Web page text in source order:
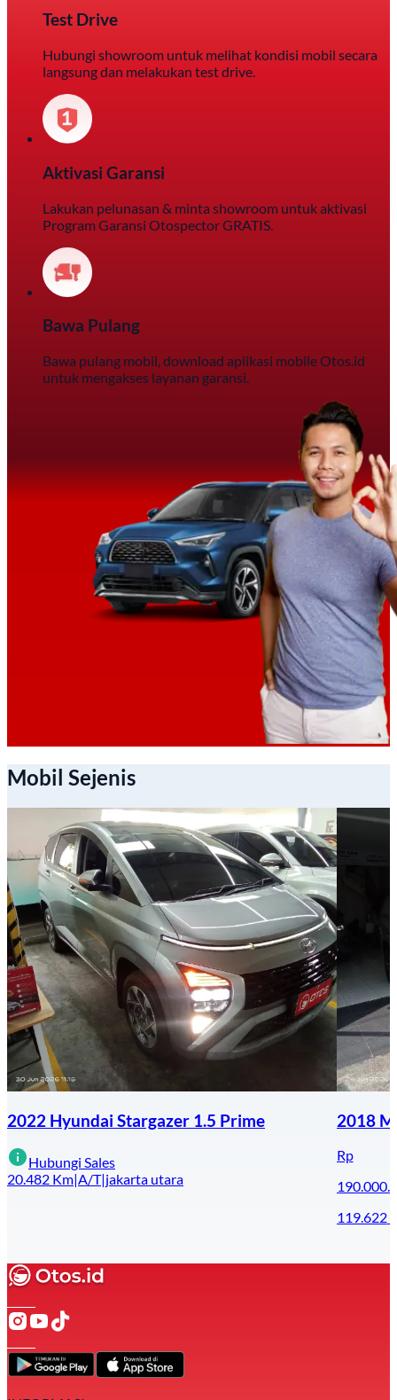
Test Drive
Hubungi showroom untuk melihat kondisi mobil secara
langsung dan melakukan test drive.
Aktivasi Garansi
Lakukan pelunasan & minta showroom untuk aktivasi
Program Garansi Otospector GRATIS.
Bawa Pulang
Bawa pulang mobil, download aplikasi mobile Otos.id
untuk mengakses layanan garansi.
Mobil Sejenis
2022 Hyundai Stargazer 1.5 Prime
Hubungi Sales
20.482 Km|A/T|jakarta utara
2018
Rp
119.622